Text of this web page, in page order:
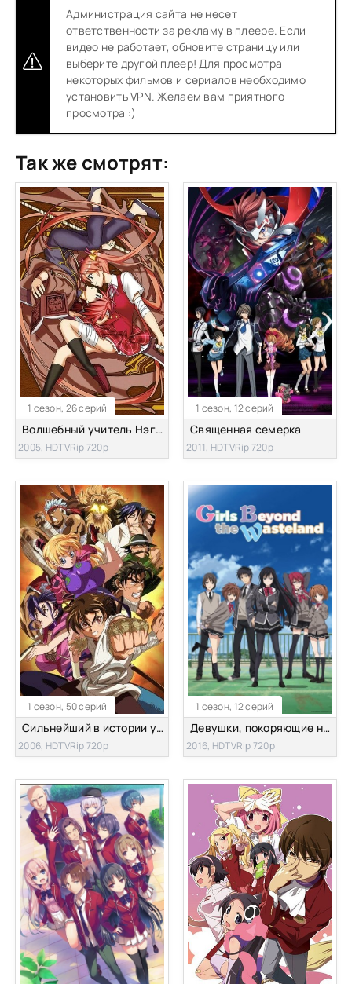
Администрация сайта не несет
ответственности за рекламу в плеере. Если
видео не работает, обновите страницу или
выберите другой плеер! Для просмотра
некоторых фильмов и сериалов необходимо
установить VPN. Желаем вам приятного
просмотра :)
Так же смотрят:
1 сезон, 26 серий
Волшебный учитель Нэгима! [ТВ-1]
2005, HDTVRip 720p
1 сезон, 12 серий
Священная семерка
2011, HDTVRip 720p
1 сезон, 50 серий
Сильнейший в истории ученик Кэнъити [ТВ]
2006, HDTVRip 720p
1 сезон, 12 серий
Девушки, покоряющие новые горизонты
2016, HDTVRip 720p